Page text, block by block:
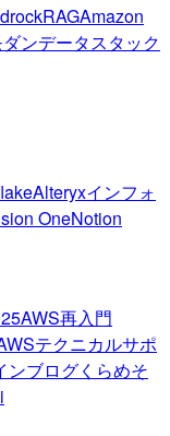
RAGAmazon
ンデータスタック
Alteryxインフォ
OneNotion
AWS再入門
テクニカルサポ
ンブログくらめそ